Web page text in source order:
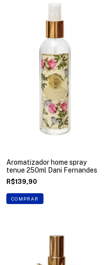
Aromatizador home spray
tenue 250ml Dani Fernandes
R$139,90
COMPRAR